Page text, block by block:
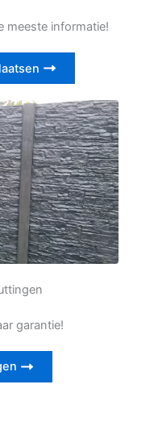
meeste informatie!
garantie!